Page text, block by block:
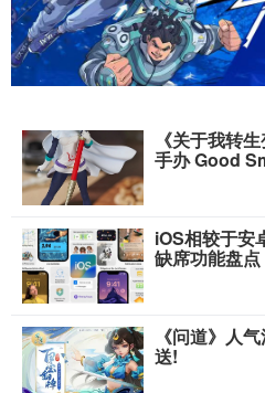
高能开局！英特尔
《关于我转
手办 Good
iOS相较于安
缺席功能盘点
《问道》人
送!